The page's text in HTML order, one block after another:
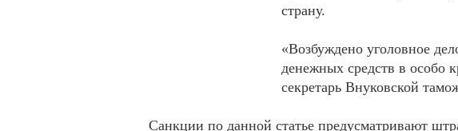
страну.
«Возбуждено уголовное
денежных средств в особо
секретарь Внуковской
Санкции по данной статье предусматривают